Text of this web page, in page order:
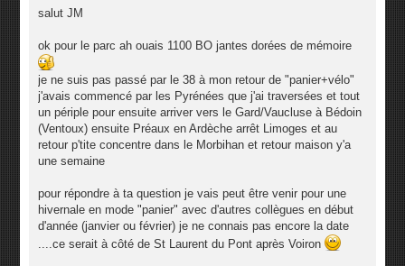
s
g
e
salut JM
ok pour le parc ah ouais 1100 BO jantes dorées de mémoire
je ne suis pas passé par le 38 à mon retour de "panier+vélo"
j'avais commencé par les Pyrénées que j'ai traversées et tout
un périple pour ensuite arriver vers le Gard/Vaucluse à Bédoin
(Ventoux) ensuite Préaux en Ardèche arrêt Limoges et au
retour p'tite concentre dans le Morbihan et retour maison y'a
une semaine
pour répondre à ta question je vais peut être venir pour une
hivernale en mode "panier" avec d'autres collègues en début
d'année (janvier ou février) je ne connais pas encore la date
....ce serait à côté de St Laurent du Pont après Voiron